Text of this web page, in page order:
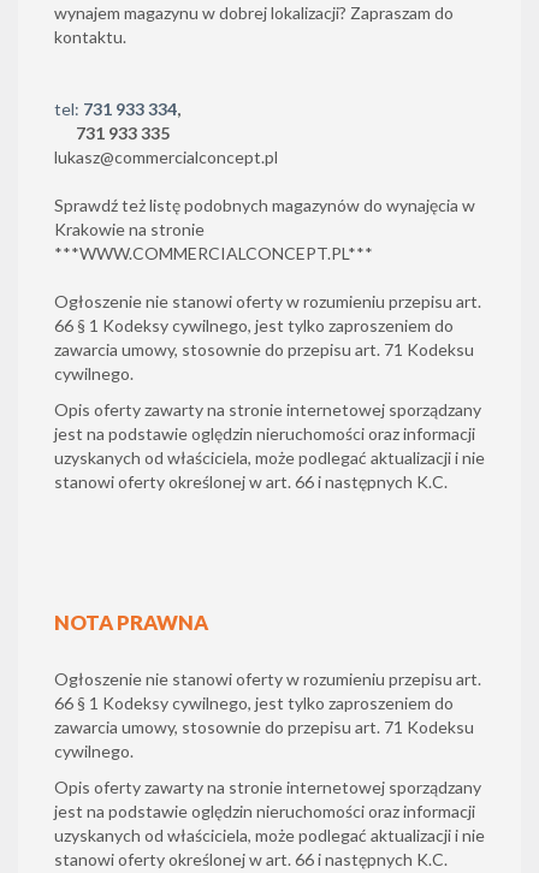
wynajem magazynu w dobrej lokalizacji? Zapraszam do
kontaktu.
tel: 731 933 334,
731 933 335
lukasz@commercialconcept.pl
Sprawdź też listę podobnych magazynów do wynajęcia w
Krakowie na stronie
***WWW.COMMERCIALCONCEPT.PL***
Ogłoszenie nie stanowi oferty w rozumieniu przepisu art.
66 § 1 Kodeksy cywilnego, jest tylko zaproszeniem do
zawarcia umowy, stosownie do przepisu art. 71 Kodeksu
cywilnego.
Opis oferty zawarty na stronie internetowej sporządzany
jest na podstawie oględzin nieruchomości oraz informacji
uzyskanych od właściciela, może podlegać aktualizacji i nie
stanowi oferty określonej w art. 66 i następnych K.C.
NOTA PRAWNA
Ogłoszenie nie stanowi oferty w rozumieniu przepisu art.
66 § 1 Kodeksy cywilnego, jest tylko zaproszeniem do
zawarcia umowy, stosownie do przepisu art. 71 Kodeksu
cywilnego.
Opis oferty zawarty na stronie internetowej sporządzany
jest na podstawie oględzin nieruchomości oraz informacji
uzyskanych od właściciela, może podlegać aktualizacji i nie
stanowi oferty określonej w art. 66 i następnych K.C.